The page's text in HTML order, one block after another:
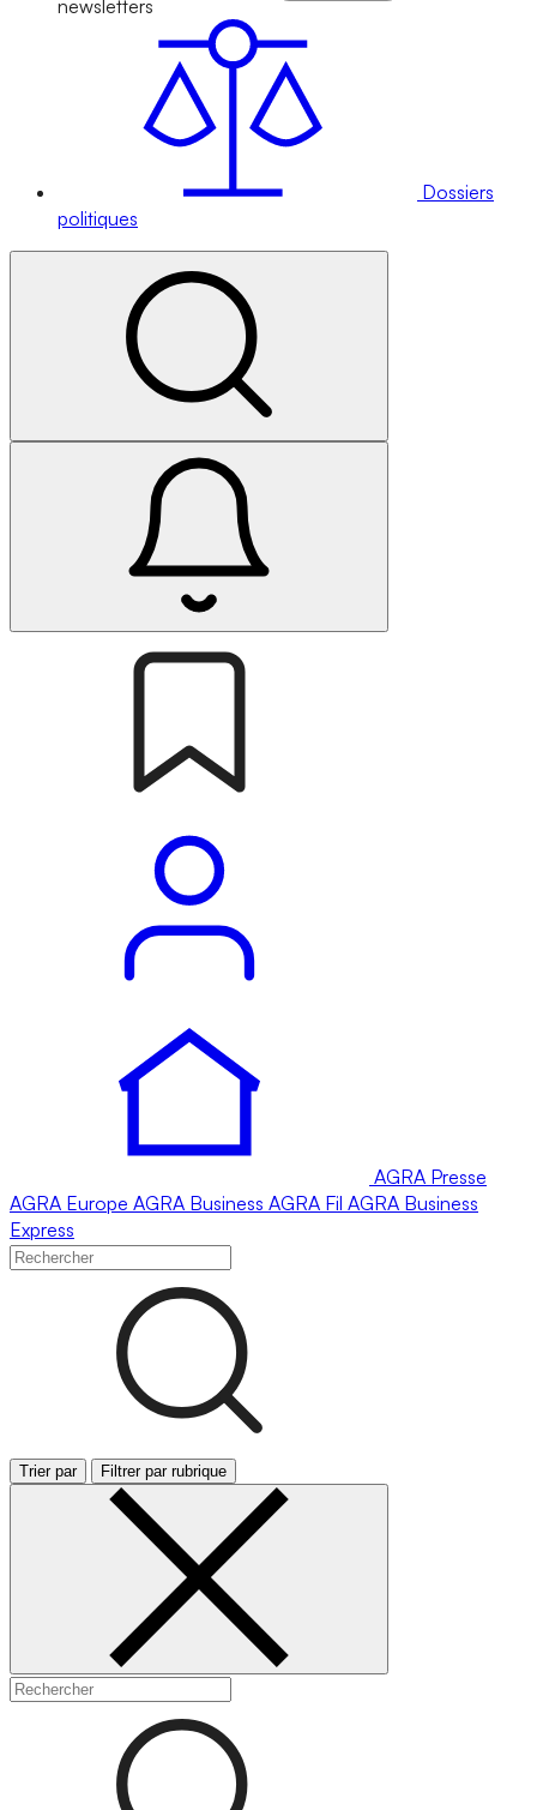
newsletters
Dossiers
politiques
AGRA Presse
AGRA Europe AGRA Business AGRA Fil AGRA Business
Express
Trier par Filtrer par rubrique